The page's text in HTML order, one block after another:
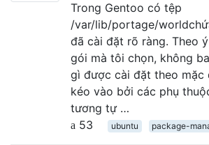
Trong Gentoo có tệp
/var/lib/portage/
đã cài đặt rõ ràng. Theo
gói mà tôi chọn, không
gì được cài đặt theo mặc
kéo vào bởi các phụ
tương tự …
53
ubuntu package-